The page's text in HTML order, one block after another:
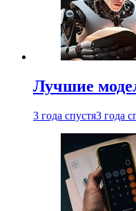
Лучшие
3 года спустя3 года